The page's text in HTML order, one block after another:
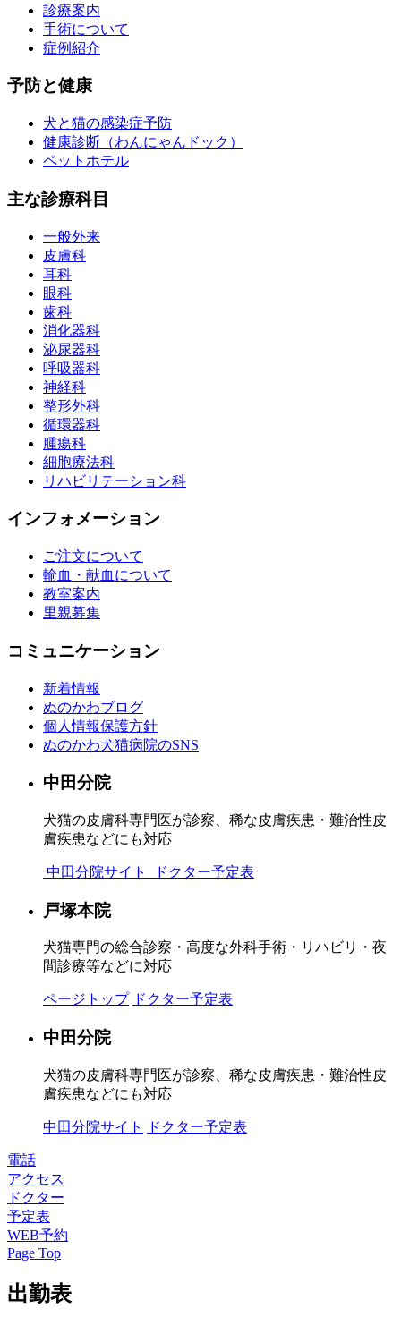
診療案内
手術について
症例紹介
予防と健康
犬と猫の感染症予防
健康診断（わんにゃんドック）
ペットホテル
主な診療科目
一般外来
皮膚科
耳科
眼科
歯科
消化器科
泌尿器科
呼吸器科
神経科
整形外科
循環器科
腫瘍科
細胞療法科
リハビリテーション科
インフォメーション
ご注文について
輸血・献血について
教室案内
里親募集
コミュニケーション
新着情報
ぬのかわブログ
個人情報保護方針
ぬのかわ犬猫病院のSNS
中田分院
犬猫の皮膚科専門医が診察、稀な皮膚疾患・難治性皮
膚疾患などにも対応
中田分院サイト ドクター予定表
戸塚本院
犬猫専門の総合診察・高度な外科手術・リハビリ・夜
間診療等などに対応
ページトップ ドクター予定表
中田分院
犬猫の皮膚科専門医が診察、稀な皮膚疾患・難治性皮
膚疾患などにも対応
中田分院サイト ドクター予定表
電話
アクセス
ドクター
予定表
WEB予約
Page Top
出勤表